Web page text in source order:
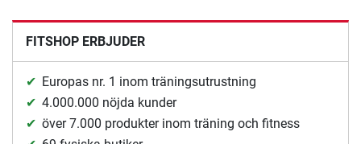
FITSHOP ERBJUDER
Europas nr. 1 inom träningsutrustning
4.000.000 nöjda kunder
över 7.000 produkter inom träning och fitness